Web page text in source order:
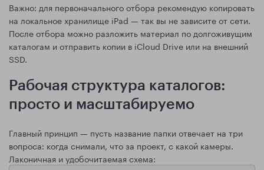
Важно: для первоначального отбора рекомендую копировать
на локальное хранилище iPad — так вы не зависите от сети.
После отбора можно разложить материал по долгоживущим
каталогам и отправить копии в iCloud Drive или на внешний
SSD.
Рабочая структура каталогов:
просто и масштабируемо
Главный принцип — пусть название папки отвечает на три
вопроса: когда снимали, что за проект, с какой камеры.
Лаконичная и удобочитаемая схема: